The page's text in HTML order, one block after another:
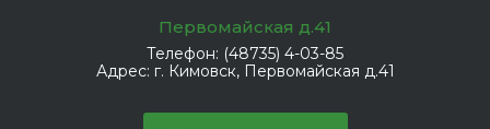
Первомайская д.41
Телефон: (48735) 4-03-85
Адрес: г. Кимовск, Первомайская д.41